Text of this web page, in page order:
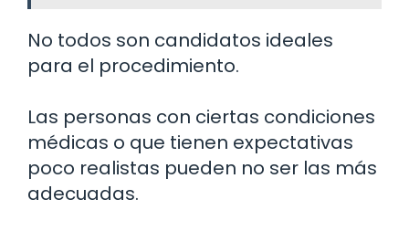
No todos son candidatos ideales
para el procedimiento.
Las personas con ciertas condiciones
médicas o que tienen expectativas
poco realistas pueden no ser las más
adecuadas.